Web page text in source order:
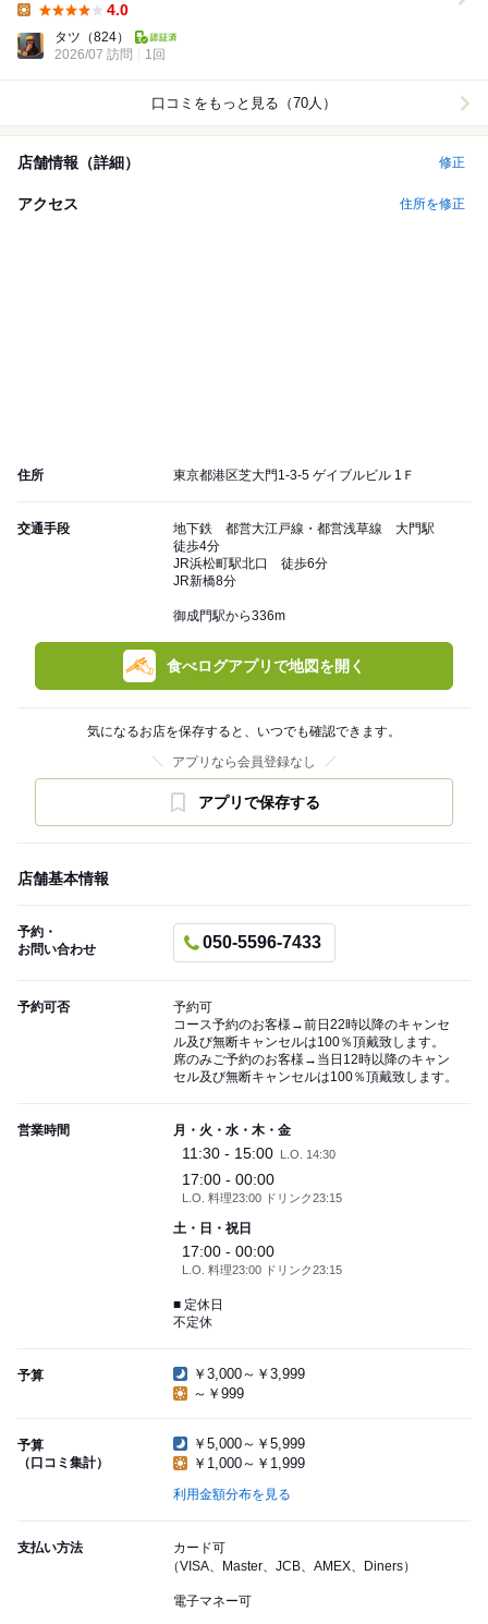
4.0
タツ （824）
2026/07 訪問
1回
口コミをもっと見る（70人）
店舗情報（詳細） 修正
アクセス 住所を修正
住所 東京都港区芝大門1-3-5 ゲイブルビル 1Ｆ
交通手段
地下鉄 都営大江戸線・都営浅草線 大門駅
徒歩4分
JR浜松町駅北口 徒歩6分
JR新橋8分
御成門駅から336m
食べログアプリで地図を開く
気になるお店を保存すると、いつでも確認できます。
アプリなら会員登録なし
アプリで保存する
店舗基本情報
予約・
お問い合わせ
050-5596-7433
予約可否
予約可
コース予約のお客様→前日22時以降のキャンセ
ル及び無断キャンセルは100％頂戴致します。
席のみご予約のお客様→当日12時以降のキャン
セル及び無断キャンセルは100％頂戴致します。
営業時間 月・火・水・木・金
11:30 - 15:00 L.O. 14:30
17:00 - 00:00
L.O. 料理23:00 ドリンク23:15
土・日・祝日
17:00 - 00:00
L.O. 料理23:00 ドリンク23:15
■ 定休日
不定休
予算
￥3,000～￥3,999
～￥999
予算
（口コミ集計）
￥5,000～￥5,999
￥1,000～￥1,999
利用金額分布を見る
支払い方法
カード可
（VISA、Master、JCB、AMEX、Diners）
電子マネー可